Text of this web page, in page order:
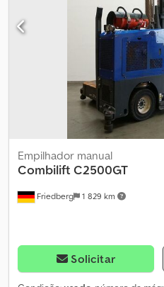
Hidráulica auxiliar simples -
em altura - Cabine completa com
Aquecimento - 2 faróis de
iluminação com luz de posição,
pisca - Giroflex - Sinal sonoro ao
mesa: 1400 mm Chjdpfoy Di Ifsx
do condutor padrão (couro
por alavanca única - LSP 0.7
Friedberg 1 829 km
Empilhador manual
Combilift C2500GT
Solicitar